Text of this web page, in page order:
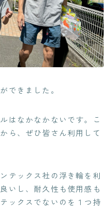
できました。
はなかなかないです。こ
ら、ぜひ皆さん利用して
テックス社の浮き輪を利
いし、耐久性も使用感も
ックスでないのを１つ持